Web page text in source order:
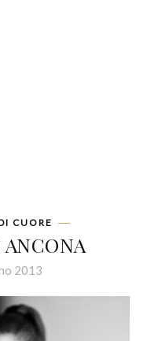
CUORE
2013